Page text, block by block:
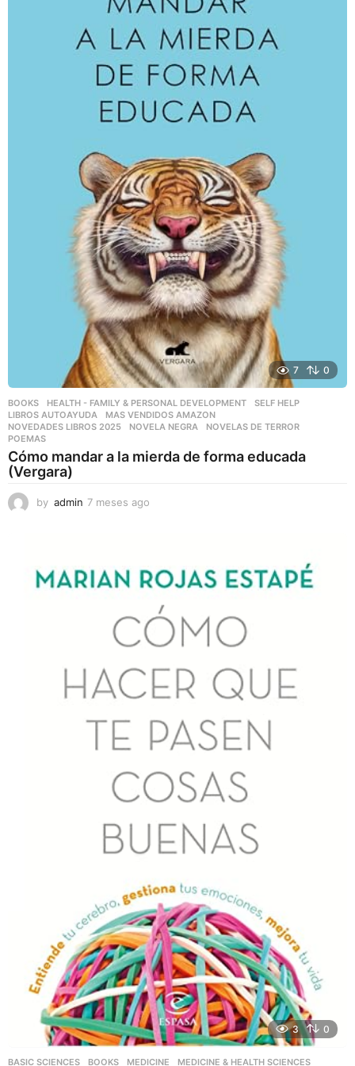
7 0
BOOKS ,HEALTH - FAMILY & PERSONAL DEVELOPMENT ,SELF HELP
LIBROS AUTOAYUDA
,MAS VENDIDOS AMAZON
NOVEDADES LIBROS 2025
,NOVELA NEGRA ,NOVELAS DE TERROR
POEMAS
Cómo mandar a la mierda de forma educada
(Vergara)
by admin 7 meses ago
s
a
o
3 0
BASIC SCIENCES ,BOOKS ,MEDICINE ,MEDICINE & HEALTH SCIENCES